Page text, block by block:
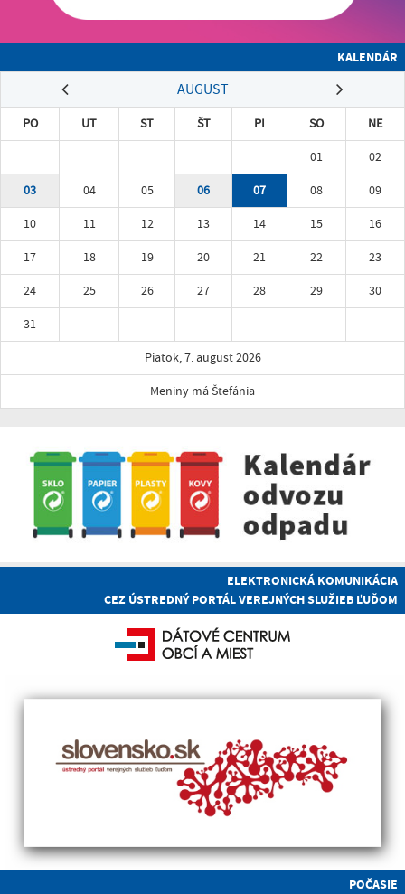
KALENDÁR
AUGUST
PO UT ST ŠT PI SO
NE
01
02
03
04 05 06 07 08
09
10
11 12 13 14 15
16
17
18 19 20 21 22
23
24
25 26 27 28 29
30
31
Piatok, 7. august 2026
Meniny má Štefánia
ELEKTRONICKÁ KOMUNIKÁCIA
CEZ ÚSTREDNÝ PORTÁL VEREJNÝCH SLUŽIEB ĽUĎOM
POČASIE